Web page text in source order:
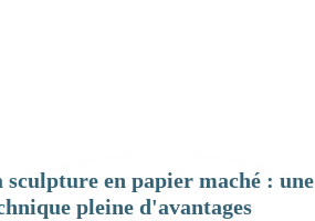
sculpture en papier maché : une
pleine d'avantages